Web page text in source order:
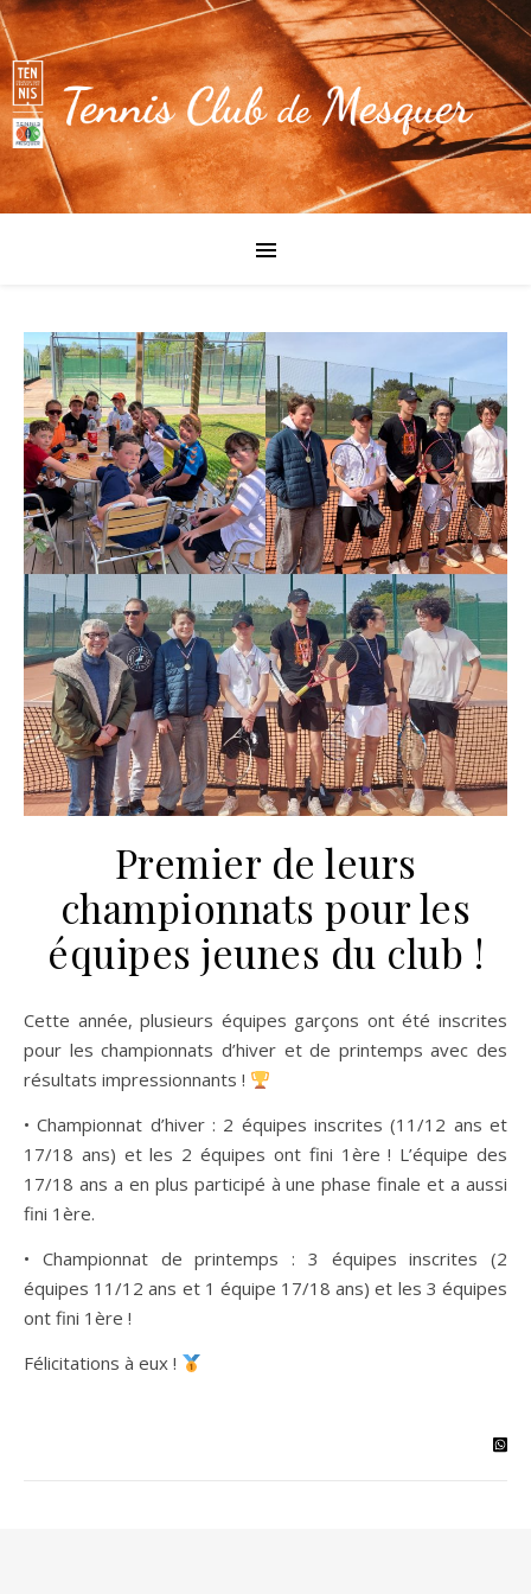
Premier de leurs
championnats pour les
équipes jeunes du club !
Cette année, plusieurs équipes garçons ont été inscrites
pour les championnats d’hiver et de printemps avec des
résultats impressionnants !
• Championnat d’hiver : 2 équipes inscrites (11/12 ans et
17/18 ans) et les 2 équipes ont fini 1ère ! L’équipe des
17/18 ans a en plus participé à une phase finale et a aussi
fini 1ère.
• Championnat de printemps : 3 équipes inscrites (2
équipes 11/12 ans et 1 équipe 17/18 ans) et les 3 équipes
ont fini 1ère !
Félicitations à eux !